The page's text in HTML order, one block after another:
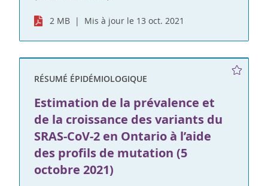
2 MB Mis à jour le 13 oct. 2021
RÉSUMÉ ÉPIDÉMIOLOGIQUE
Estimation de la prévalence et
de la croissance des variants du
SRAS-CoV-2 en Ontario à l’aide
des profils de mutation (5
octobre 2021)